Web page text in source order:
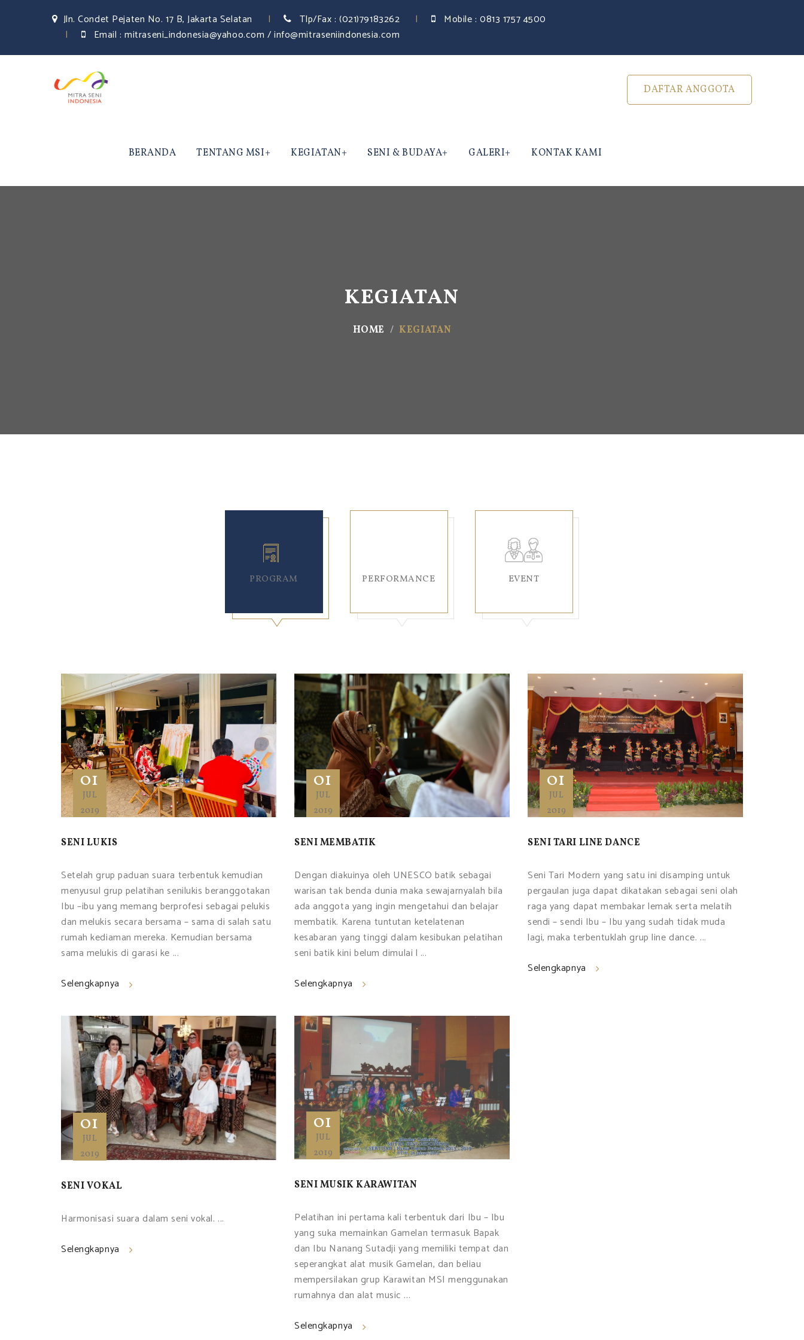
Jln. Condet Pejaten No. 17 B, Jakarta Selatan Tlp/Fax :(021)79183262 Mobile :0813 1757 4500
Email :mitraseni_indonesia@yahoo.com / info@mitraseniindonesia.com
DAFTAR ANGGOTA
BERANDA TENTANG MSI KEGIATAN SENI & BUDAYA GALERI KONTAK KAMI
KEGIATAN
HOME KEGIATAN
PROGRAM PERFORMANCE EVENT
01
JUL
2019
SENI LUKIS
Setelah grup paduan suara terbentuk kemudian
menyusul grup pelatihan senilukis beranggotakan
Ibu –ibu yang memang berprofesi sebagai pelukis
dan melukis secara bersama – sama di salah satu
rumah kediaman mereka. Kemudian bersama
sama melukis di garasi ke ...
Selengkapnya
01
JUL
2019
SENI MEMBATIK
Dengan diakuinya oleh UNESCO batik sebagai
warisan tak benda dunia maka sewajarnyalah bila
ada anggota yang ingin mengetahui dan belajar
membatik. Karena tuntutan ketelatenan
kesabaran yang tinggi dalam kesibukan pelatihan
seni batik kini belum dimulai l ...
Selengkapnya
01
JUL
2019
SENI TARI LINE DANCE
Seni Tari Modern yang satu ini disamping untuk
pergaulan juga dapat dikatakan sebagai seni olah
raga yang dapat membakar lemak serta melatih
sendi – sendi Ibu – Ibu yang sudah tidak muda
lagi, maka terbentuklah grup line dance. ...
Selengkapnya
01
JUL
2019
SENI VOKAL
Harmonisasi suara dalam seni vokal. ...
Selengkapnya
01
JUL
2019
SENI MUSIK KARAWITAN
Pelatihan ini pertama kali terbentuk dari Ibu – Ibu
yang suka memainkan Gamelan termasuk Bapak
dan Ibu Nanang Sutadji yang memiliki tempat dan
seperangkat alat musik Gamelan, dan beliau
mempersilakan grup Karawitan MSI menggunakan
rumahnya dan alat music ...
Selengkapnya